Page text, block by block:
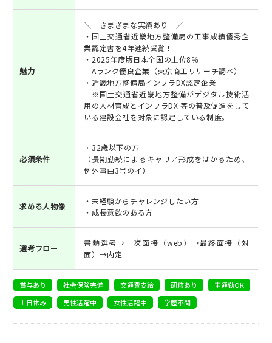
魅力
＼ さまざまな実績あり ／
・国土交通省近畿地方整備局の工事成績優秀企
業認定書を4年連続受賞！
・2025年度版日本全国の上位8％
Aランク優良企業（東京商工リサーチ調べ）
・近畿地方整備局インフラDX認定企業
※国土交通省近畿地方整備がデジタル技術活
用の人材育成とインフラDX 等の普及促進をして
いる建設会社を対象に認定している制度。
必須条件
・32歳以下の方
（長期勤続によるキャリア形成をはかるため、
例外事由3号のイ）
求める人物像
・未経験からチャレンジしたい方
・成長意欲のある方
選考フロー
書類選考→一次面接（web）→最終面接（対
面）→内定
賞与あり 社会保険完備 交通費支給 研修あり
車通勤OK
土日休み
男性活躍中 女性活躍中 学歴不問